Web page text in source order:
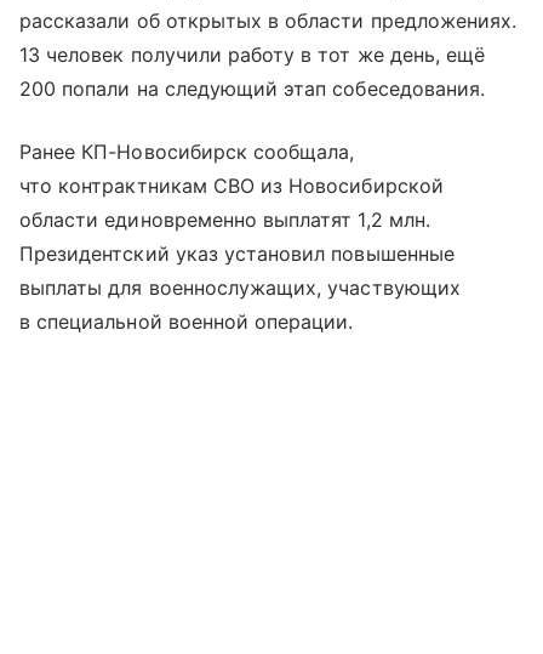
рассказали об открытых в области предложениях.
13 человек получили работу в тот же день, ещё
200 попали на следующий этап собеседования.
Ранее КП-Новосибирск сообщала,
что контрактникам СВО из Новосибирской
области единовременно выплатят 1,2 млн.
Президентский указ установил повышенные
выплаты для военнослужащих, участвующих
в специальной военной операции.